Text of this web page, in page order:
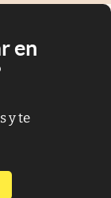
en
y te
nueva pestaña